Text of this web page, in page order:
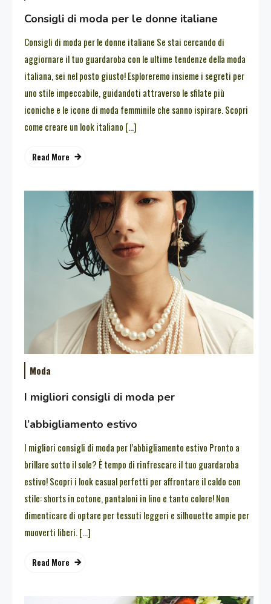
Consigli di moda per le donne italiane
Consigli di moda per le donne italiane Se stai cercando di
aggiornare il tuo guardaroba con le ultime tendenze della moda
italiana, sei nel posto giusto! Esploreremo insieme i segreti per
uno stile impeccabile, guidandoti attraverso le sfilate più
iconiche e le icone di moda femminile che sanno ispirare. Scopri
come creare un look italiano […]
Read More
Moda
I migliori consigli di moda per
l’abbigliamento estivo
I migliori consigli di moda per l’abbigliamento estivo Pronto a
brillare sotto il sole? È tempo di rinfrescare il tuo guardaroba
estivo! Scopri i look casual perfetti per affrontare il caldo con
stile: shorts in cotone, pantaloni in lino e tanto colore! Non
dimenticare di optare per tessuti leggeri e silhouette ampie per
muoverti liberi. […]
Read More